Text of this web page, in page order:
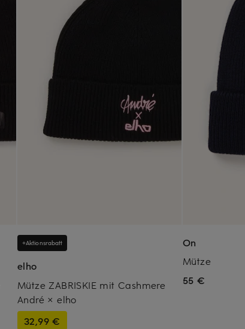
+Aktionsrabatt
elho
Mütze ZABRISKIE mit Cashmere
André × elho
32,99 €
On
Mütze
55 €